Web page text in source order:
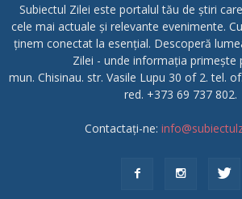
Subiectul Zilei este portalul tău de știri
cele mai actuale și relevante evenimente.
ținem conectat la esențial. Descoperă
Zilei - unde informația primește
mun. Chisinau. str. Vasile Lupu 30 of 2. tel.
red. +373 69 737 802.
Contactați-ne: